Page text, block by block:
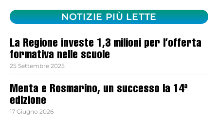
NOTIZIE PIÙ LETTE
La Regione investe 1,3 milioni per l’offerta
formativa nelle scuole
25 Settembre 2025
Menta e Rosmarino, un successo la 14ª
edizione
17 Giugno 2026